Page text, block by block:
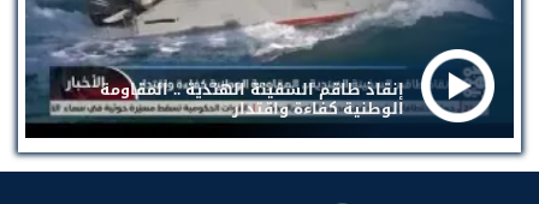
إنقاذ طاقم السفينة الهندية .. المقاومة
الوطنية كفاءة واقتدار